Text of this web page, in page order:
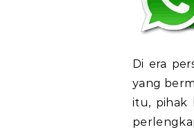
Di era
yang
itu, pihak